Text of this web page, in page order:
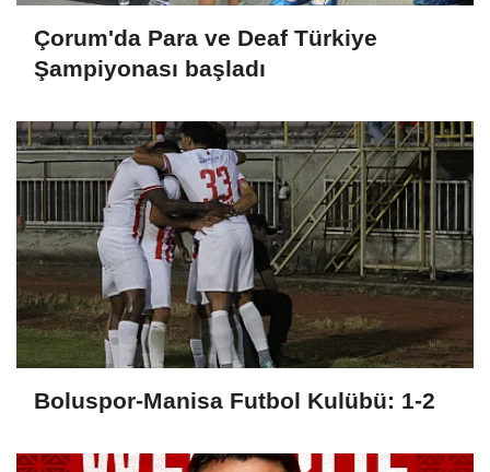
Çorum'da Para ve Deaf Türkiye
Şampiyonası başladı
Boluspor-Manisa Futbol Kulübü: 1-2